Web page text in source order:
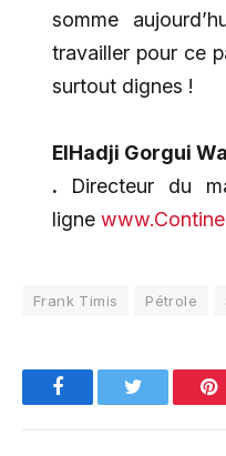
somme
travailler pour ce
surtout dignes !
ElHadji Gorgui
. Directeur du
ligne
Frank Timis Pétrole
FacebookTwitter